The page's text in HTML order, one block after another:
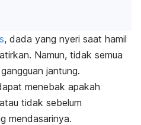
, dada yang nyeri saat hamil
Namun, tidak semua
jantung.
menebak apakah
tidak sebelum
mendasarinya.